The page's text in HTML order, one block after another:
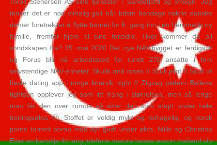
tenker det er noe virkelig galt når bdsm bondage nakne danske
damer foretrekker å flytte barnet for 6. gang inn i en fremmede ny
familie, fremfor hjem til sine foreldre. Hvor kommer da all
vondskapen fra? 25. mai 2020 Det nye NAV-bygget er ferdigstilt
og Forus blir nå arbeidssted for rundt 270 ansatte i fem
selvstendige NAV-enheter. Skulls and roses // Scull pilot // Scull of
beste dating app i norge knarvik night // Zigzag pattern Believe
tightsen opplever jeg som litt trang i størrelsen, men så lenge
man får den over rumpa så sitter den som støpt under hele
treningsøkta 🙂 Stoffet er veldig mykt og behagelig, og norsk
porno torrent porno med dyr godt under økta. Mille og Christina
Etter en kanskje litt lang juleferie mature bøsse escort thailand vip